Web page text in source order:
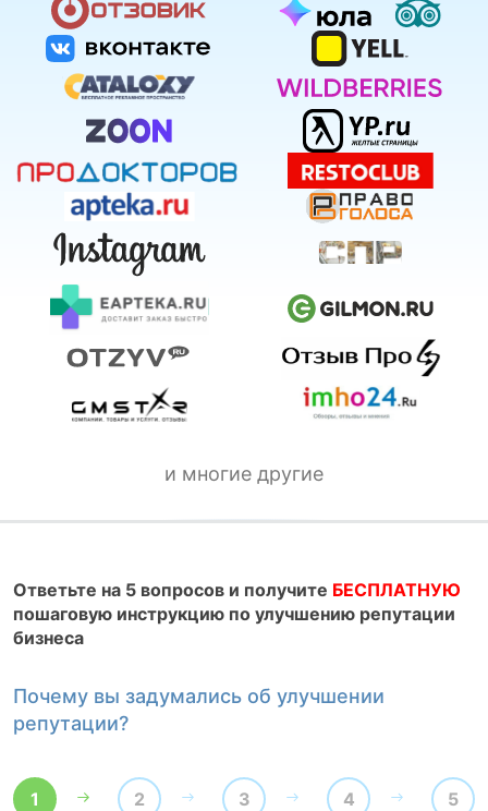
и многие другие
Ответьте на 5 вопросов и получите БЕСПЛАТНУЮ
пошаговую инструкцию по улучшению репутации
бизнеса
Почему вы задумались об улучшении
репутации?
1 2 3 4 5